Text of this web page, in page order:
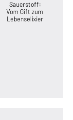
Sauerstoff:
Vom Gift zum
Lebenselixier